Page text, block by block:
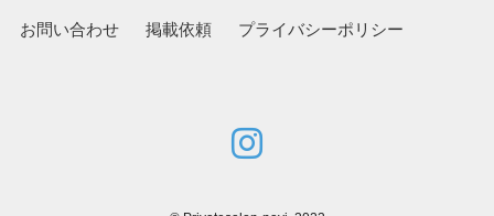
お問い合わせ 掲載依頼 プライバシーポリシー